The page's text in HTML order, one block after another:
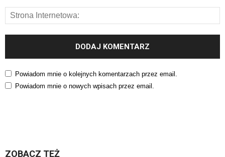
Powiadom mnie o kolejnych komentarzach przez email.
Powiadom mnie o nowych wpisach przez email.
ZOBACZ TEŻ